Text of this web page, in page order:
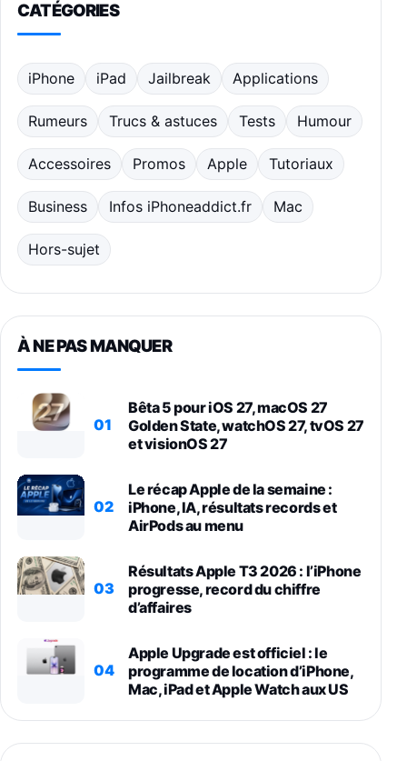
CATÉGORIES
iPhone iPad Jailbreak Applications
Rumeurs Trucs & astuces Tests Humour
Accessoires Promos Apple Tutoriaux
Business Infos iPhoneaddict.fr Mac
Hors-sujet
À NE PAS MANQUER
01
Bêta 5 pour iOS 27, macOS 27
Golden State, watchOS 27, tvOS 27
et visionOS 27
02
Le récap Apple de la semaine :
iPhone, IA, résultats records et
AirPods au menu
03
Résultats Apple T3 2026 : l’iPhone
progresse, record du chiffre
d’affaires
04
Apple Upgrade est officiel : le
programme de location d’iPhone,
Mac, iPad et Apple Watch aux US